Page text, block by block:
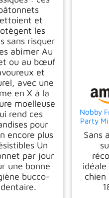
et
les
sans risquer
abîmer Au
ou au bœuf
et
avec une
en X à la
moelleuse
rend ces
pour
encore plus
Un
par jour
une bonne
bucco-
dentaire.
Nobby
Party
Sans
chien